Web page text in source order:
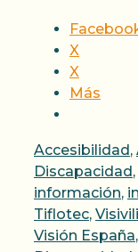
X
X
Más
Categorías
Accesibilidad ,
Discapacidad ,
información,
Tiflotec,
Visión España,